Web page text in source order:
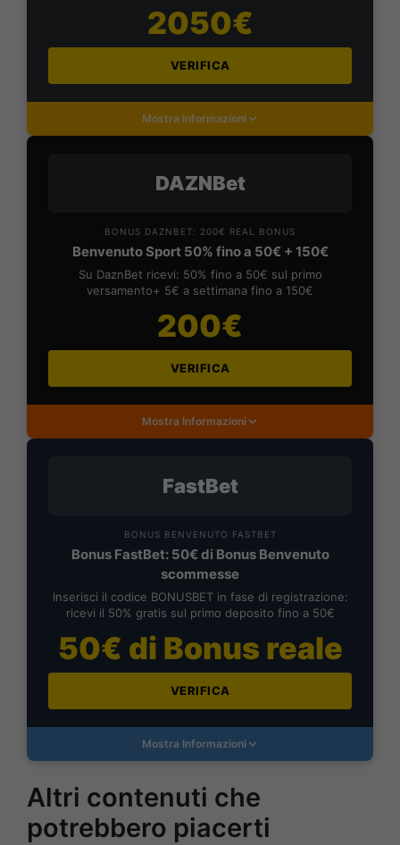
2050€
VERIFICA
Mostra Informazioni
DAZNBet
BONUS DAZNBET: 200€ REAL BONUS
Benvenuto Sport 50% fino a 50€ + 150€
Su DaznBet ricevi: 50% fino a 50€ sul primo
versamento+ 5€ a settimana fino a 150€
200€
VERIFICA
Mostra Informazioni
FastBet
BONUS BENVENUTO FASTBET
Bonus FastBet: 50€ di Bonus Benvenuto
scommesse
Inserisci il codice BONUSBET in fase di registrazione:
ricevi il 50% gratis sul primo deposito fino a 50€
50€ di Bonus reale
VERIFICA
Mostra Informazioni
Altri contenuti che
potrebbero piacerti